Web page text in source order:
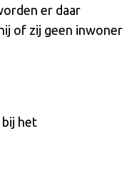
er daar
of zij geen inwoner
het